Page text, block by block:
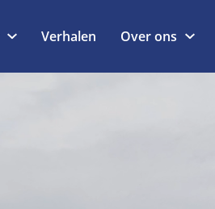
Verhalen Over ons